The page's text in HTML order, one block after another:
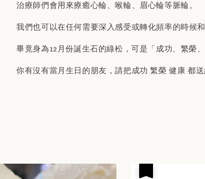
治療師們會用來療癒心輪、喉輪、眉心輪等脈輪。
我們也可以在任何需要深入感受或轉化頻率的時候
畢竟身為12月份誕生石的綠松，可是「成功、繁榮
你有沒有當月生日的朋友，請把成功 繁榮 健康 都送